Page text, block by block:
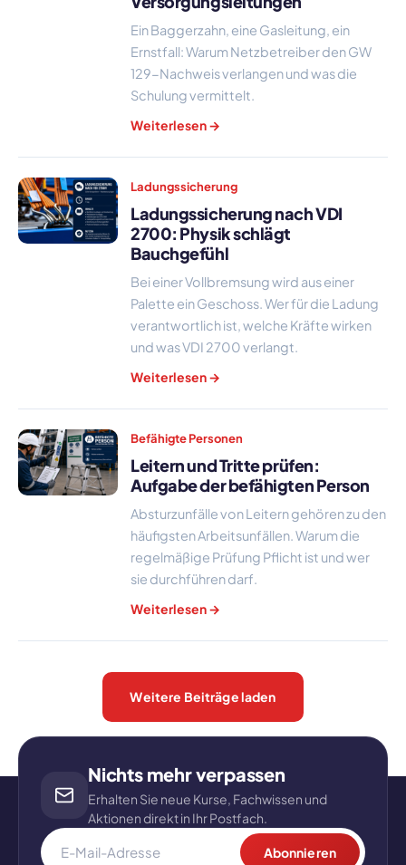
Ein Baggerzahn, eine Gasleitung, ein
Ernstfall: Warum Netzbetreiber den GW
129-Nachweis verlangen und was die
Schulung vermittelt.
Weiterlesen →
Ladungssicherung
Ladungssicherung nach VDI
2700: Physik schlägt
Bauchgefühl
Bei einer Vollbremsung wird aus einer
Palette ein Geschoss. Wer für die Ladung
verantwortlich ist, welche Kräfte wirken
und was VDI 2700 verlangt.
Weiterlesen →
Befähigte Personen
Leitern und Tritte prüfen:
Aufgabe der befähigten Person
Absturzunfälle von Leitern gehören zu den
häufigsten Arbeitsunfällen. Warum die
regelmäßige Prüfung Pflicht ist und wer
sie durchführen darf.
Weiterlesen →
Weitere Beiträge laden
Nichts mehr verpassen
Erhalten Sie neue Kurse, Fachwissen und
Aktionen direkt in Ihr Postfach.
Abonnieren